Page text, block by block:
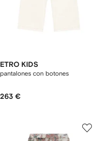
ETRO KIDS
pantalones con botones
263 €